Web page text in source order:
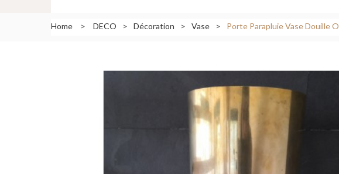
Home > DECO > Décoration > Vase > Porte Parapluie Vase Douille